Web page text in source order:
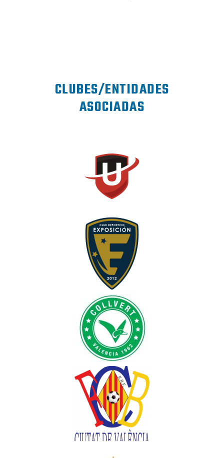
CLUBES/ENTIDADES
ASOCIADAS